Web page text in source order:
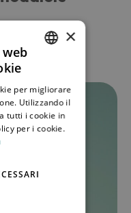
ENGLISH
×
per migliorare
Utilizzando il
tutti i cookie in
per i cookie.